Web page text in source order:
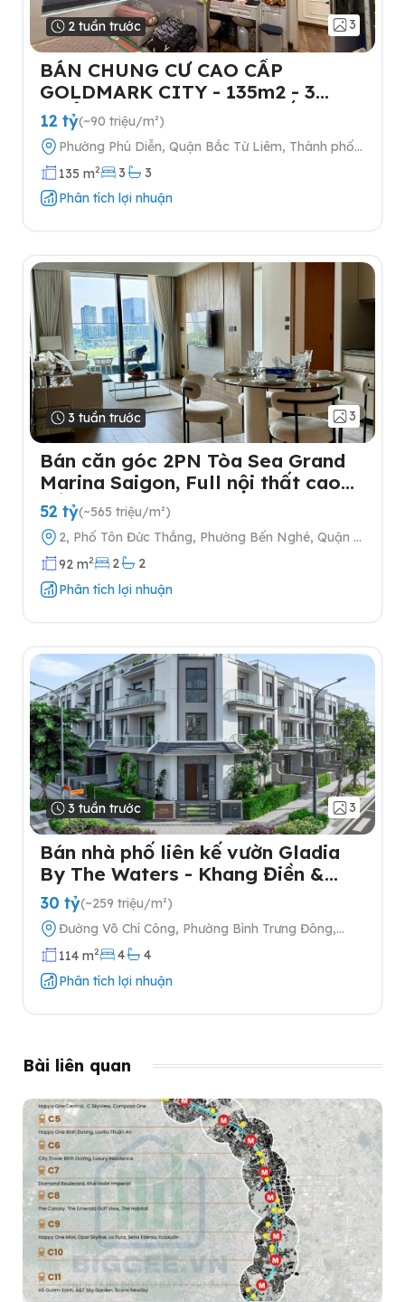
2 tuần trước 3
BÁN CHUNG CƯ CAO CẤP
GOLDMARK CITY - 135m2 - 3
NGỦ-TẶNG FULL NỘI THẤT- 2
SLOT Ô TÔ
12 tỷ(~90 triệu/m²)
Phường Phú Diễn, Quận Bắc Từ Liêm, Thành phố
Hà Nội
135 m2 3
3
Phân tích lợi nhuận
3 tuần trước 3
Bán căn góc 2PN Tòa Sea Grand
Marina Saigon, Full nội thất cao
cấp
52 tỷ(~565 triệu/m²)
2, Phố Tôn Đức Thắng, Phường Bến Nghé, Quận 1,
Thành phố Hồ Chí Minh
92 m2 2
2
Phân tích lợi nhuận
3 tuần trước 3
Bán nhà phố liên kế vườn Gladia
By The Waters - Khang Điền &
Keppel tại Quận 2
30 tỷ(~259 triệu/m²)
Đường Võ Chí Công, Phường Bình Trưng Đông,
Quận 2, Thành phố Hồ Chí Minh
114 m2 4
4
Phân tích lợi nhuận
Bài liên quan